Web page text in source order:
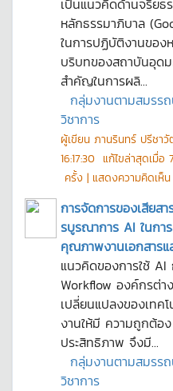
เป็นแนวคิดด้านจริยธ
หลักธรรมาภิบาล
ในการปฏิบัติงานของ
บริบทของสถาบันอุด
สำคัญในการผลิ...
กลุ่มงานตามสมรร
วิชาการ
ผู้เขียน ภานรินทร์ ปรีชา
16:17:30 แก้ไขล่าสุดเมื่อ
ครั้ง | แสดงความคิดเห็น
การจัดการของเสียส
รบูรณาการ AI ในกา
คุณภาพงานเอกสาร
แนวคิดของการใช้
Workflow องค์กรต่
เปลี่ยนแปลงของเทค
งานให้มี ความถูกต้อง
ประสิทธิภาพ จึงมี...
กลุ่มงานตามสมรร
วิชาการ